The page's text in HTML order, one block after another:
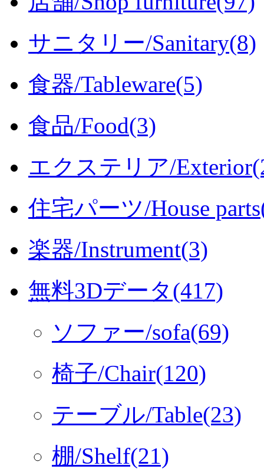
サニタリー/Sanitary(8)
食器/Tableware(5)
食品/Food(3)
エクステリア/
住宅パーツ/House
楽器/Instrument(3)
無料3Dデータ(417)
ソファー/sofa(69)
椅子/Chair(120)
テーブル/Table(23)
棚/Shelf(21)